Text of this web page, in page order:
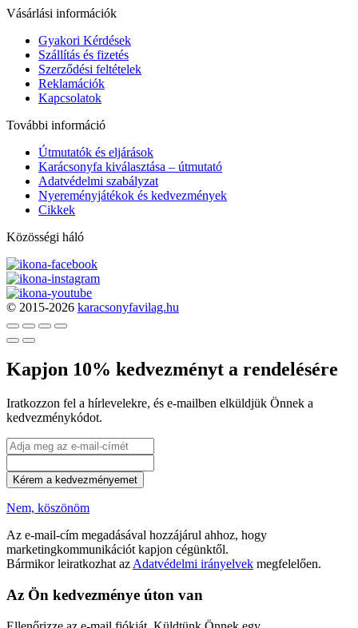
Vásárlási információk
Gyakori Kérdések
Szállítás és fizetés
Szerződési feltételek
Reklamációk
Kapcsolatok
További információ
Útmutatók és eljárások
Karácsonyfa kiválasztása – útmutató
Adatvédelmi szabályzat
Nyereményjátékok és kedvezmények
Cikkek
Közösségi háló
© 2015-2026 karacsonyfavilag.hu
Kapjon 10% kedvezményt a rendelésére
Iratkozzon fel a hírlevelekre, és e-mailben elküldjük Önnek a
kedvezménykódot.
Kérem a kedvezményemet
Nem, köszönöm
Az e-mail-cím megadásával hozzájárul ahhoz, hogy
marketingkommunikációt kapjon cégünktől.
Bármikor leiratkozhat az Adatvédelmi irányelvek megfelelően.
Az Ön kedvezménye úton van